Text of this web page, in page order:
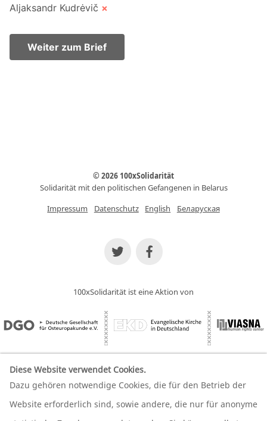
Aljaksandr Kudrėvič ×
Weiter zum Brief
© 2026 100xSolidarität
Solidarität mit den politischen Gefangenen in Belarus
Impressum
Datenschutz English Беларуская
100xSolidarität ist eine Aktion von
Diese Website verwendet Cookies.
Dazu gehören notwendige Cookies, die für den Betrieb der
Website erforderlich sind, sowie andere, die nur für anonyme